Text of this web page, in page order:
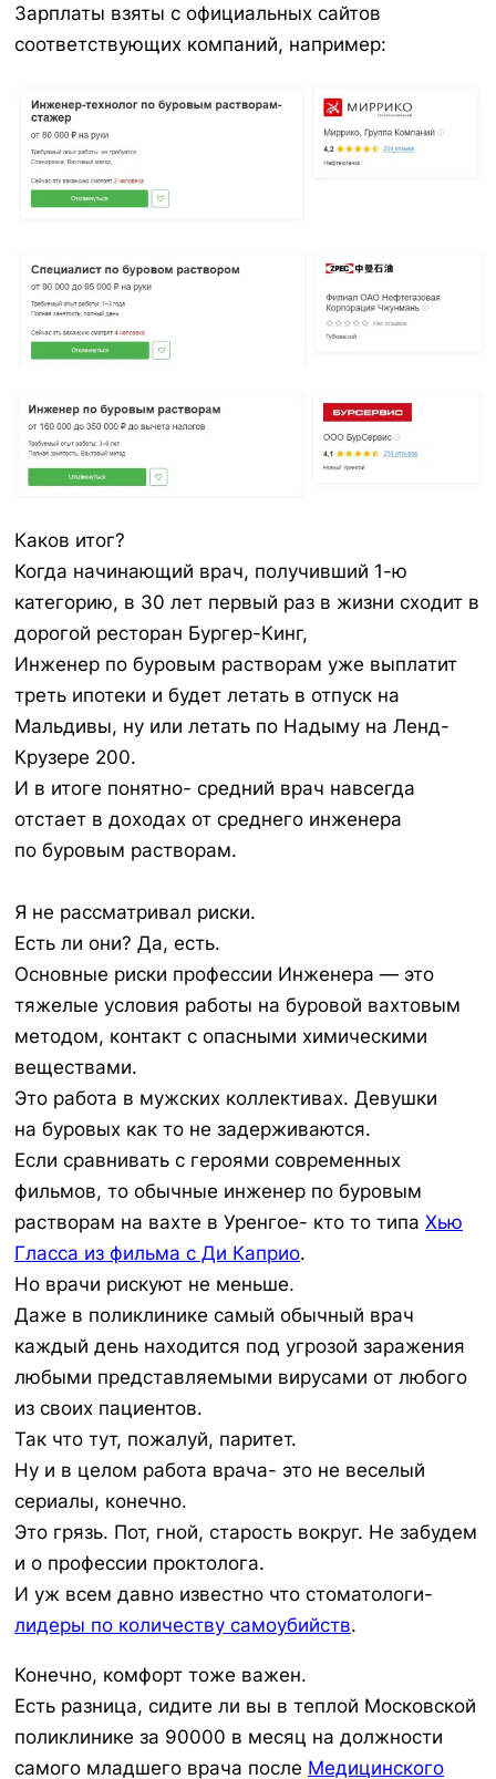
Зарплаты взяты с официальных сайтов
соответствующих компаний, например:
Каков итог?
Когда начинающий врач, получивший 1-ю
категорию, в 30 лет первый раз в жизни сходит в
дорогой ресторан Бургер-Кинг,
Инженер по буровым растворам уже выплатит
треть ипотеки и будет летать в отпуск на
Мальдивы, ну или летать по Надыму на Ленд-
Крузере 200.
И в итоге понятно- средний врач навсегда
отстает в доходах от среднего инженера
по буровым растворам.
Я не рассматривал риски.
Есть ли они? Да, есть.
Основные риски профессии Инженера — это
тяжелые условия работы на буровой вахтовым
методом, контакт с опасными химическими
веществами.
Это работа в мужских коллективах. Девушки
на буровых как то не задерживаются.
Если сравнивать с героями современных
фильмов, то обычные инженер по буровым
растворам на вахте в Уренгое- кто то типа Хью
Гласса из фильма с Ди Каприо.
Но врачи рискуют не меньше.
Даже в поликлинике самый обычный врач
каждый день находится под угрозой заражения
любыми представляемыми вирусами от любого
из своих пациентов.
Так что тут, пожалуй, паритет.
Ну и в целом работа врача- это не веселый
сериалы, конечно.
Это грязь. Пот, гной, старость вокруг. Не забудем
и о профессии проктолога.
И уж всем давно известно что стоматологи-
лидеры по количеству самоубийств.
Конечно, комфорт тоже важен.
Есть разница, сидите ли вы в теплой Московской
поликлинике за 90000 в месяц на должности
самого младшего врача после Медицинского